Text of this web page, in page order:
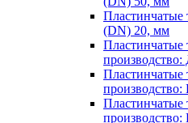
Пластинчатые
(DN) 20, мм
Пластинчатые
производство:
Пластинчатые
производство:
Пластинчатые
производство: